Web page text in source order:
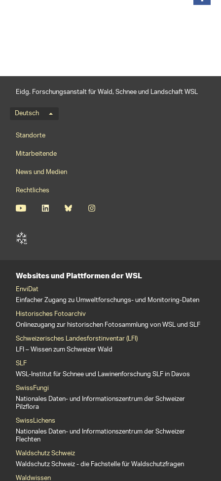
Eidg. Forschungsanstalt für Wald, Schnee und Landschaft WSL
Sprachmenü
Deutsch
Footernavigation
Standorte
Mitarbeitende
News und Medien
Rechtliches
Websites und Plattformen der WSL
EnviDat
Einfacher Zugang zu Umweltforschungs- und Monitoring-Daten
Historisches Fotoarchiv
Onlinezugang zur historischen Fotosammlung von WSL und SLF
Schweizerisches Landesforstinventar (LFI)
LFI – Wissen zum Schweizer Wald
SLF
WSL-Institut für Schnee und Lawinenforschung SLF in Davos
SwissFungi
Nationales Daten- und Informationszentrum der Schweizer
Pilzflora
SwissLichens
Nationales Daten- und Informationszentrum der Schweizer
Flechten
Waldschutz Schweiz
Waldschutz Schweiz - die Fachstelle für Waldschutzfragen